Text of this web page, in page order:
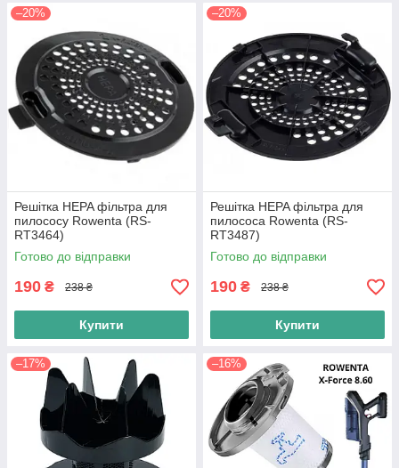
–20%
Решітка HEPA фільтра для
пилососу Rowenta (RS-
RT3464)
Готово до відправки
190 ₴ 238 ₴
Купити
–20%
Решітка HEPA фільтра для
пилососа Rowenta (RS-
RT3487)
Готово до відправки
190 ₴ 238 ₴
Купити
–17% –16%